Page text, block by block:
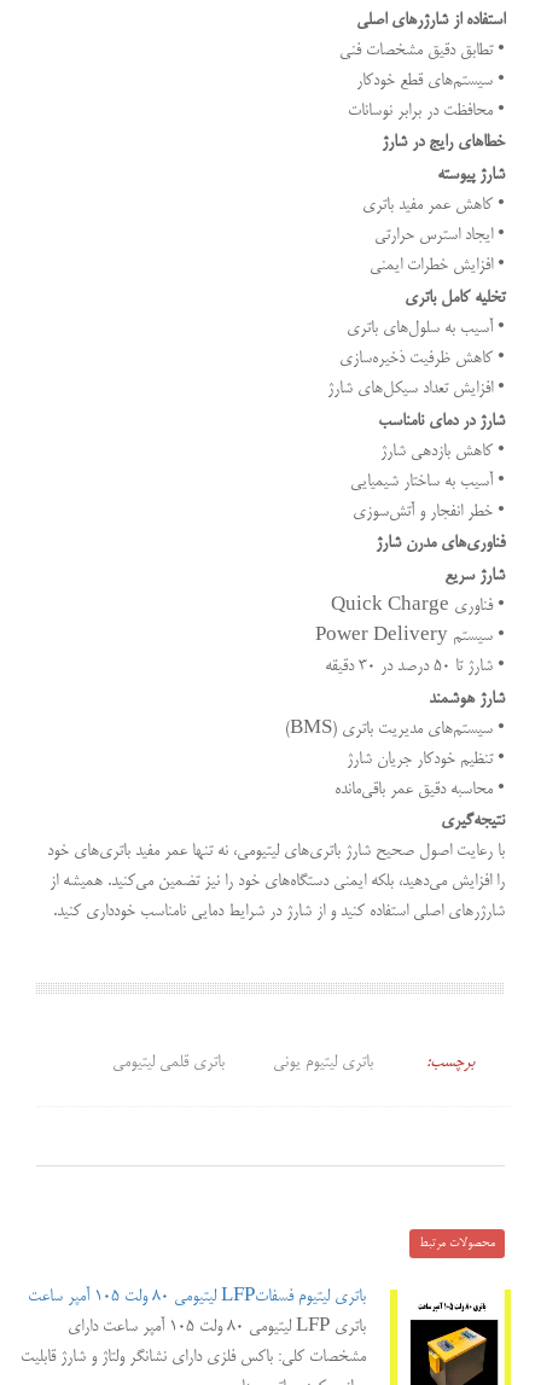
استفاده از شارژرهای اصلی
• تطابق دقیق مشخصات فنی
• سیستم‌های قطع خودکار
• محافظت در برابر نوسانات
خطاهای رایج در شارژ
شارژ پیوسته
• کاهش عمر مفید باتری
• ایجاد استرس حرارتی
• افزایش خطرات ایمنی
تخلیه کامل باتری
• آسیب به سلول‌های باتری
• کاهش ظرفیت ذخیره‌سازی
• افزایش تعداد سیکل‌های شارژ
شارژ در دمای نامناسب
• کاهش بازدهی شارژ
• آسیب به ساختار شیمیایی
• خطر انفجار و آتش‌سوزی
فناوری‌های مدرن شارژ
شارژ سریع
• فناوری Quick Charge
• سیستم Power Delivery
• شارژ تا ۵۰ درصد در ۳۰ دقیقه
شارژ هوشمند
• سیستم‌های مدیریت باتری (BMS)
• تنظیم خودکار جریان شارژ
• محاسبه دقیق عمر باقی‌مانده
نتیجه‌گیری
با رعایت اصول صحیح شارژ باتری‌های لیتیومی، نه تنها عمر مفید باتری‌های خود
را افزایش می‌دهید، بلکه ایمنی دستگاه‌های خود را نیز تضمین می‌کنید. همیشه از
شارژرهای اصلی استفاده کنید و از شارژ در شرایط دمایی نامناسب خودداری کنید.
برچسب: باتری لیتیوم یونی باتری قلمی لیتیومی
محصولات مرتبط
باتری لیتیوم فسفاتLFP لیتیومی 80 ولت 105 آمپر ساعت
باتری LFP لیتیومی 80 ولت 105 آمپر ساعت دارای
مشخصات کلی: باکس فلزی دارای نشانگر ولتاژ و شارژ قابلیت